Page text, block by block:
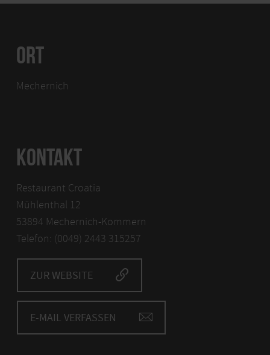
ORT
Mechernich
KONTAKT
Restaurant Croatia
Mühlenthal 12
53894 Mechernich-Kommern
Telefon: (0049) 2443 315257
ZUR WEBSITE
E-MAIL VERFASSEN